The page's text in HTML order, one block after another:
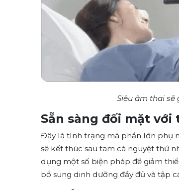
Siêu âm thai
Sẵn sàng đối mặt
Đây là tình trạng mà phần lớn phụ
sẽ kết thúc sau tam cá nguyệt thứ
dụng một số biện pháp để giảm
bổ sung dinh dưỡng đầy đủ và tập